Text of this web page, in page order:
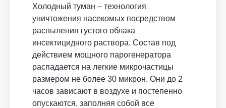
Холодный туман – технология
уничтожения насекомых посредством
распыления густого облака
инсектицидного раствора. Состав под
действием мощного парогенератора
распадается на легкие микрочастицы
размером не более 30 микрон. Они до 2
часов зависают в воздухе и постепенно
опускаются, заполняя собой все